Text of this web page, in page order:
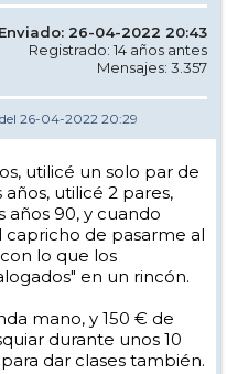
Enviado: 26-04-2022 20:43
Registrado: 14 años antes
Mensajes: 3.357
del 26-04-2022 20:29
utilicé un solo par de
utilicé 2 pares,
90, y cuando
de pasarme al
lo que los
en un rincón.
mano, y 150 € de
durante unos 10
dar clases también.